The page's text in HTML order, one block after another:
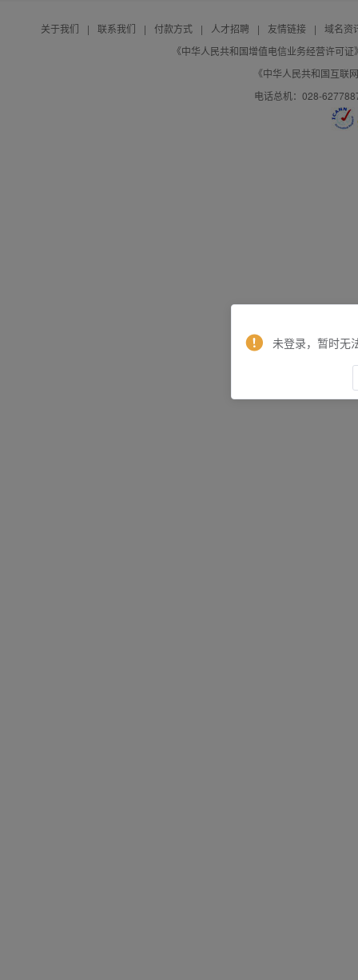
关于我们 | 联系我们 | 付款方式 | 人才招聘 | 友情链接 |
域名资
《中华人民共和国增值电信业务经营许可
《中华人民共和国互联
电话总机：028-
未登录，暂时无